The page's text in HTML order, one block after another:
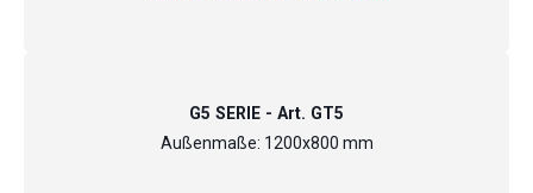
G5 SERIE - Art. GT5
Außenmaße: 1200x800 mm